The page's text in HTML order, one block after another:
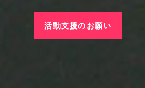
活動支援のお願い